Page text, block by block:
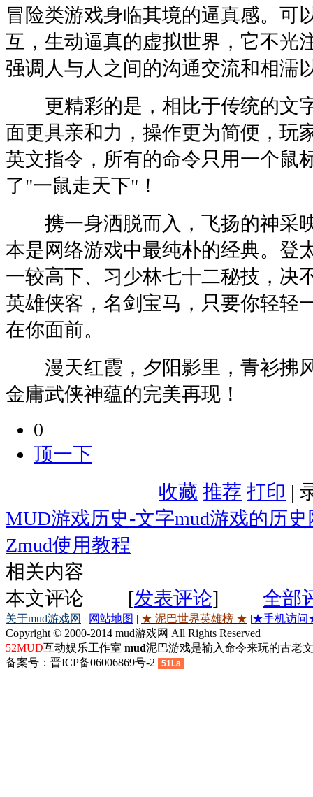
冒险类游戏身临其境的逼真感。可
互，生动逼真的虚拟世界，它不光
强调人与人之间的沟通交流和相濡
更精彩的是，相比于传统的文
面更具亲和力，操作更为简便，玩
英文指令，所有的命令只用一个鼠
了"一鼠走天下"！
携一身洒脱而入，飞扬的神采
本是网络游戏中最纯朴的经典。登
一较高下、习少林七十二秘技，决
英雄侠客，名剑宝马，只要你轻轻
在你面前。
漫天红霞，夕阳影里，青衫拂
金庸武侠神蕴的完美再现！
0
顶一下
收藏 推荐 打印 |
MUD游戏历史-文字mud游戏的历
Zmud使用教程
相关内容
本文评论 [发表评论] 全部
关于mud游戏网 | 网站地图 | ★ 泥巴世界英雄榜 ★ |★手机访
Copyright © 2000-2014 mud游戏网 All Rights Reserved
52MUD互动娱乐工作室 mud泥巴游戏是输入命令来玩的古老
备案号：晋ICP备06006869号-2
51La